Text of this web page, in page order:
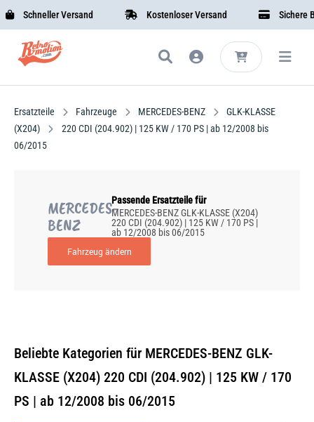
Schneller Versand Kostenloser Versand Sichere
Ersatzteile Fahrzeuge MERCEDES-BENZ
GLK-KLASSE
(X204)
220 CDI (204.902) | 125 KW / 170 PS | ab 12/2008 bis
06/2015
MERCEDES-
BENZ
Passende Ersatzteile für
MERCEDES-BENZ GLK-KLASSE (X204)
220 CDI (204.902) | 125 KW / 170 PS |
ab 12/2008 bis 06/2015
Fahrzeug ändern
Beliebte Kategorien für MERCEDES-BENZ GLK-
KLASSE (X204) 220 CDI (204.902) | 125 KW / 170
PS | ab 12/2008 bis 06/2015